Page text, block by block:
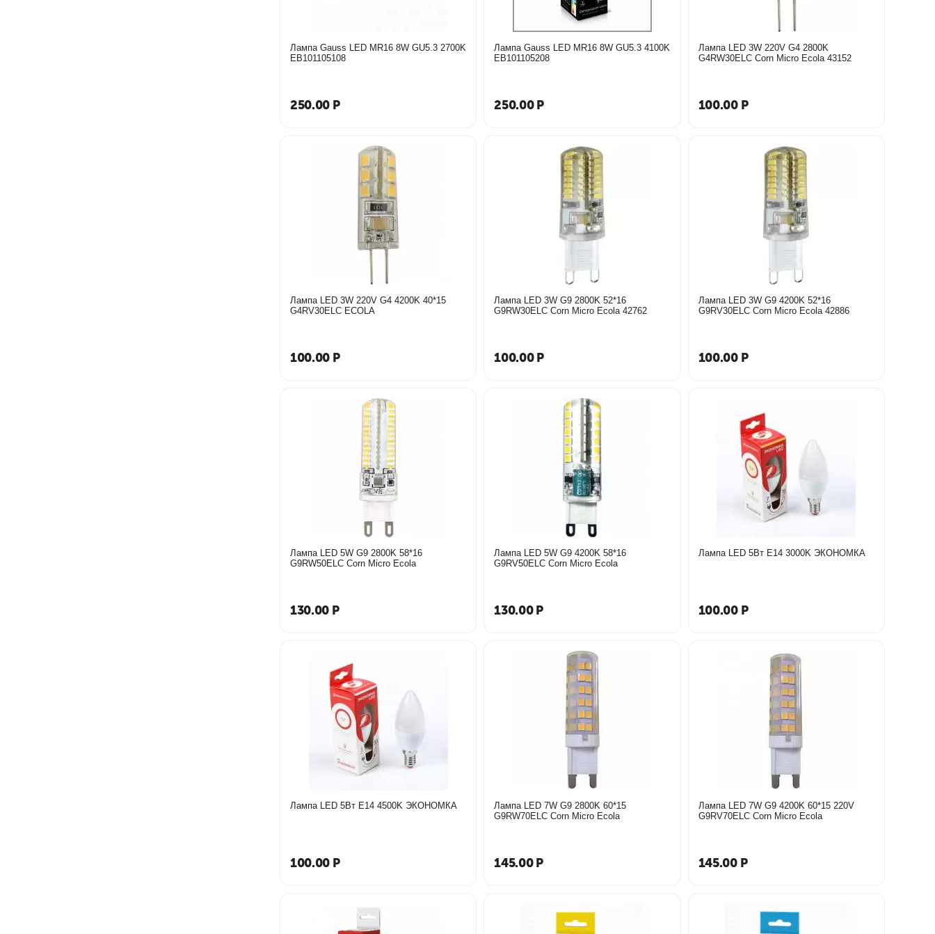
Лампа Gauss LED MR16 8W GU5.3 2700K
EB101105108
250.00 Р
Лампа Gauss LED MR16 8W GU5.3 4100K
EB101105208
250.00 Р
Лампа LED 3W 220V G4 2800K
G4RW30ELC Corn Micro Ecola 43152
100.00 Р
Лампа LED 3W 220V G4 4200K 40*15
G4RV30ELC ECOLA
100.00 Р
Лампа LED 3W G9 2800K 52*16
G9RW30ELC Corn Micro Ecola 42762
100.00 Р
Лампа LED 3W G9 4200K 52*16
G9RV30ELC Corn Micro Ecola 42886
100.00 Р
Лампа LED 5W G9 2800K 58*16
G9RW50ELC Corn Micro Ecola
130.00 Р
Лампа LED 5W G9 4200K 58*16
G9RV50ELC Corn Micro Ecola
130.00 Р
Лампа LED 5Вт Е14 3000K ЭКОНОМКА
100.00 Р
Лампа LED 5Вт Е14 4500K ЭКОНОМКА
100.00 Р
Лампа LED 7W G9 2800K 60*15
G9RW70ELC Corn Micro Ecola
145.00 Р
Лампа LED 7W G9 4200K 60*15 220V
G9RV70ELC Corn Micro Ecola
145.00 Р